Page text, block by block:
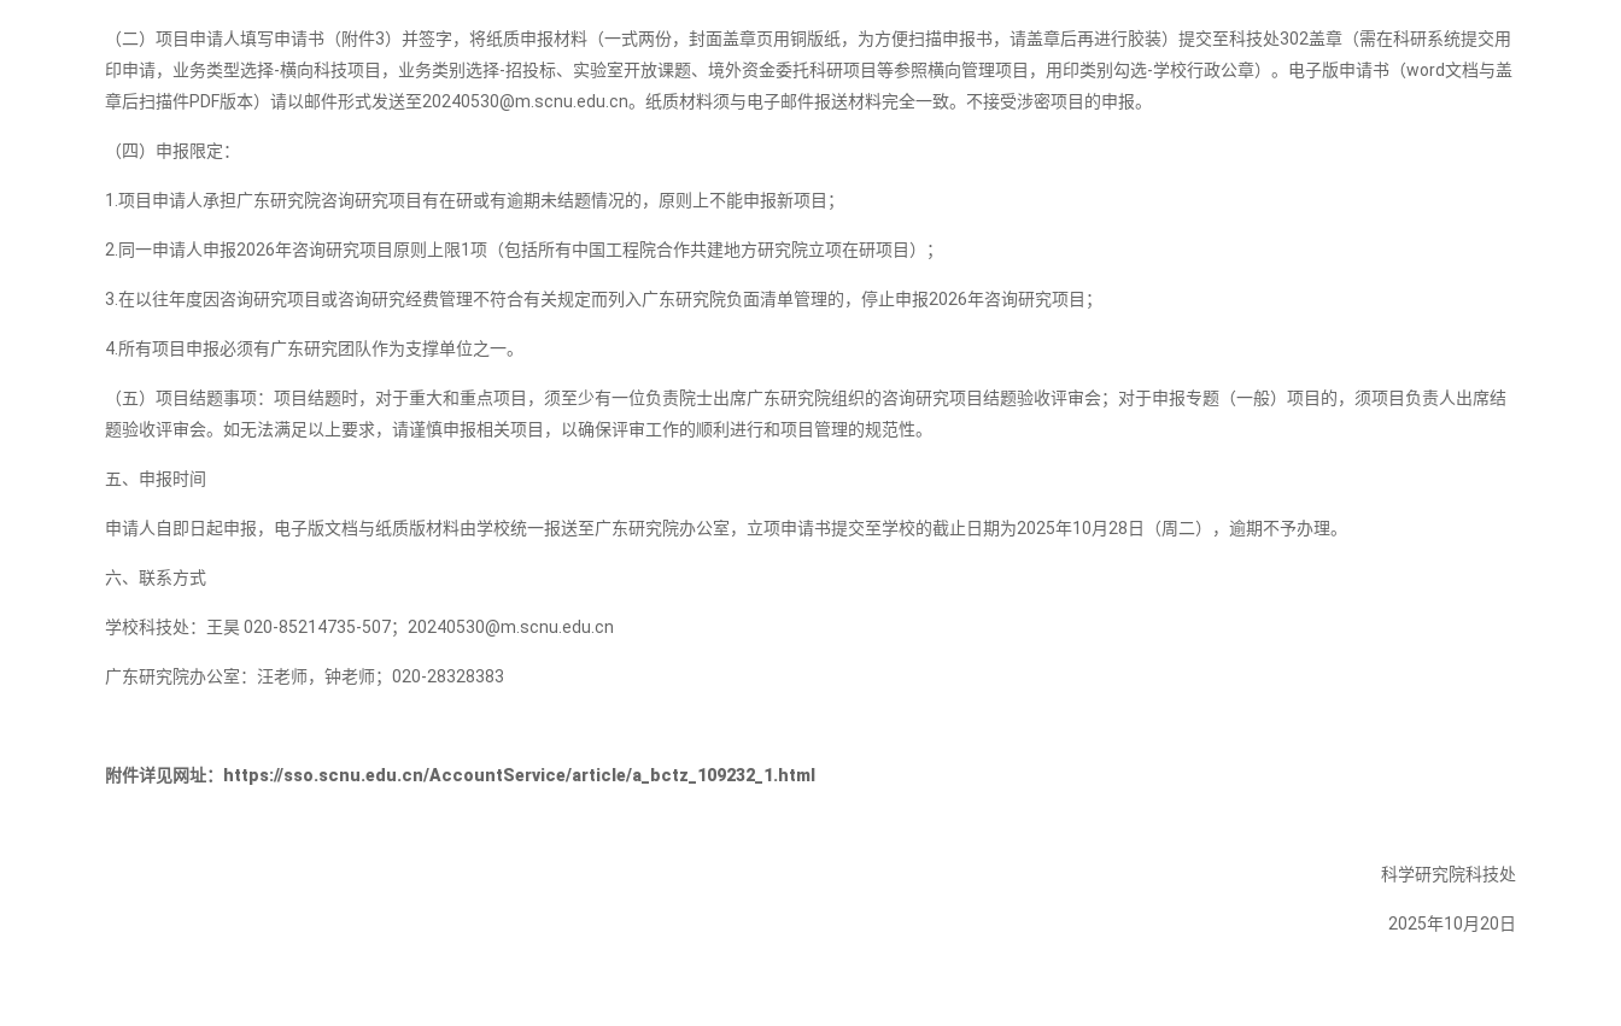
（二）项目申请人填写申请书（附件3）并签字，将纸质申报材料（一式两份，封面盖章页用铜版纸，为方便扫描申报书，请盖章后再进行胶装）提交至科技处302盖章（需在科研系统提交用
印申请，业务类型选择-横向科技项目，业务类别选择-招投标、实验室开放课题、境外资金委托科研项目等参照横向管理项目，用印类别勾选-学校行政公章）。电子版申请书（word文档与盖
章后扫描件PDF版本）请以邮件形式发送至20240530@m.scnu.edu.cn。纸质材料须与电子邮件报送材料完全一致。不接受涉密项目的申报。
（四）申报限定：
1.项目申请人承担广东研究院咨询研究项目有在研或有逾期未结题情况的，原则上不能申报新项目；
2.同一申请人申报2026年咨询研究项目原则上限1项（包括所有中国工程院合作共建地方研究院立项在研项目）；
3.在以往年度因咨询研究项目或咨询研究经费管理不符合有关规定而列入广东研究院负面清单管理的，停止申报2026年咨询研究项目；
4.所有项目申报必须有广东研究团队作为支撑单位之一。
（五）项目结题事项：项目结题时，对于重大和重点项目，须至少有一位负责院士出席广东研究院组织的咨询研究项目结题验收评审会；对于申报专题（一般）项目的，须项目负责人出席结
题验收评审会。如无法满足以上要求，请谨慎申报相关项目，以确保评审工作的顺利进行和项目管理的规范性。
五、申报时间
申请人自即日起申报，电子版文档与纸质版材料由学校统一报送至广东研究院办公室，立项申请书提交至学校的截止日期为2025年10月28日（周二），逾期不予办理。
六、联系方式
学校科技处：王昊 020-85214735-507；20240530@m.scnu.edu.cn
广东研究院办公室：汪老师，钟老师；020-28328383
附件详见网址：https://sso.scnu.edu.cn/AccountService/article/a_bctz_109232_1.html
科学研究院科技处
2025年10月20日